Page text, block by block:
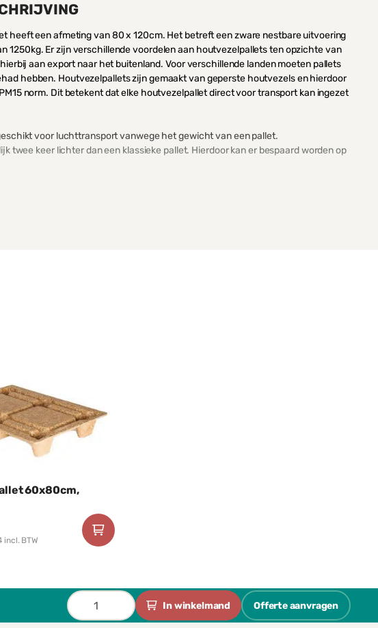
heeft een afmeting van 80 x 120cm. Het betreft een zware nestbare uitvoering
1250kg. Er zijn verschillende voordelen aan houtvezelpallets ten opzichte van
aan export naar het buitenland. Voor verschillende landen moeten pallets
hebben. Houtvezelpallets zijn gemaakt van geperste houtvezels en hierdoor
norm. Dit betekent dat elke houtvezelpallet direct voor transport kan ingezet
voor luchttransport vanwege het gewicht van een pallet.
twee keer lichter dan een klassieke pallet. Hierdoor kan er bespaard worden op
elkaar gestapeld worden. De houtvezelpallet met een afmeting van 80 x 120cm
60x80cm,
incl. BTW
Houtvezelpallet
zwaar
In winkelmand Offerte aanvragen